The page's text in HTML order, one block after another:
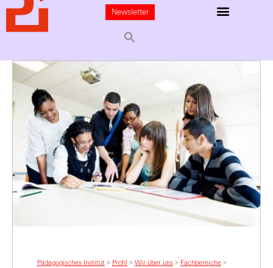
Newsletter
Pädagogisches Institut > Profil > Wir über uns > Fachbereiche >